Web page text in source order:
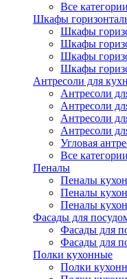
Все
Шкафы
Шкафы
Шкафы
Шкафы
Шкафы
Антресоли для
Антресоли
Антресоли
Антресоли
Антресоли
Угловая
Все
Пеналы
Пеналы
Пеналы
Пеналы
Фасады для
Фасады для
Фасады для
Полки кухонные
Полки